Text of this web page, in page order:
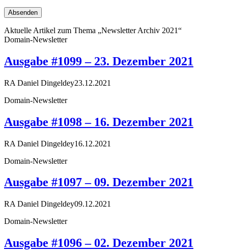
Aktuelle Artikel zum Thema „Newsletter Archiv 2021“
Domain-Newsletter
Ausgabe #1099 – 23. Dezember 2021
RA Daniel Dingeldey23.12.2021
Domain-Newsletter
Ausgabe #1098 – 16. Dezember 2021
RA Daniel Dingeldey16.12.2021
Domain-Newsletter
Ausgabe #1097 – 09. Dezember 2021
RA Daniel Dingeldey09.12.2021
Domain-Newsletter
Ausgabe #1096 – 02. Dezember 2021